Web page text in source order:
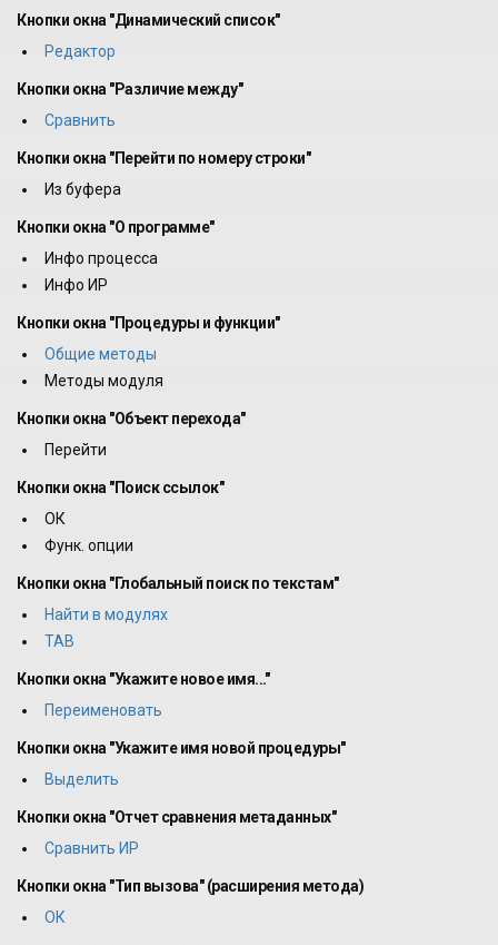
Кнопки окна "Динамический список"
Редактор
Кнопки окна "Различие между"
Сравнить
Кнопки окна "Перейти по номеру строки"
Из буфера
Кнопки окна "О программе"
Инфо процесса
Инфо ИР
Кнопки окна "Процедуры и функции"
Общие методы
Методы модуля
Кнопки окна "Объект перехода"
Перейти
Кнопки окна "Поиск ссылок"
ОК
Функ. опции
Кнопки окна "Глобальный поиск по текстам"
Найти в модулях
TAB
Кнопки окна "Укажите новое имя..."
Переименовать
Кнопки окна "Укажите имя новой процедуры"
Выделить
Кнопки окна "Отчет сравнения метаданных"
Сравнить ИР
Кнопки окна "Тип вызова" (расширения метода)
ОК